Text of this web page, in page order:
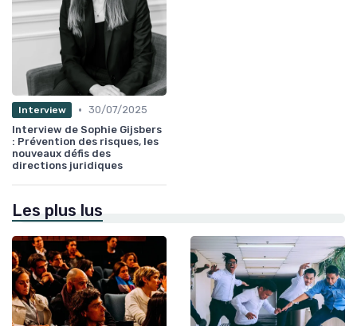
Interview • 30/07/2025
Interview de Sophie Gijsbers
: Prévention des risques, les
nouveaux défis des
directions juridiques
Les plus lus